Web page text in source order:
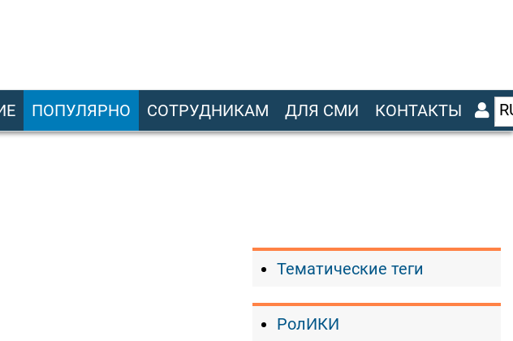
ПОПУЛЯРНО СОТРУДНИКАМ ДЛЯ СМИ КОНТАКТЫ
Тематические теги
РолИКИ